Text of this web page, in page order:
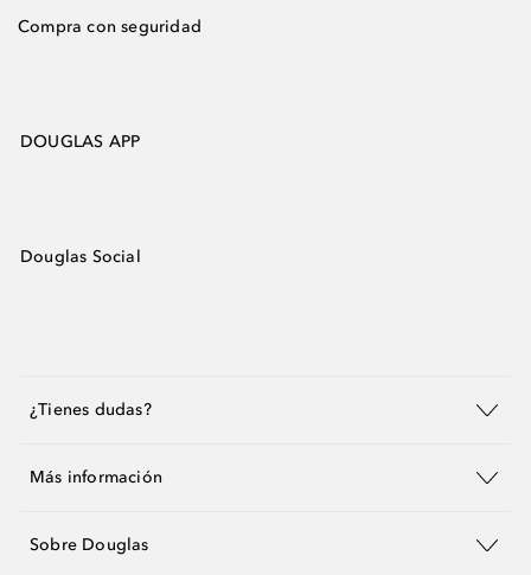
Compra con seguridad
DOUGLAS APP
Douglas Social
¿Tienes dudas?
Más información
Sobre Douglas